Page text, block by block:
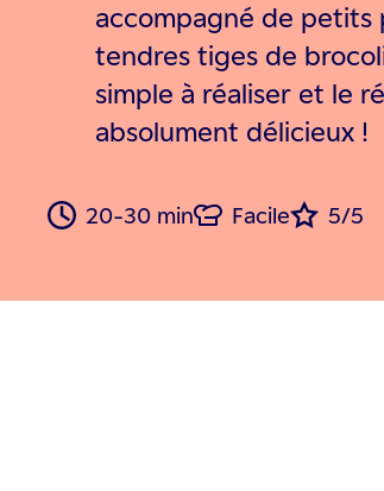
accompagné de petits
tendres tiges de
simple à réaliser et le
absolument délicieux !
20-30 min Facile 5/5